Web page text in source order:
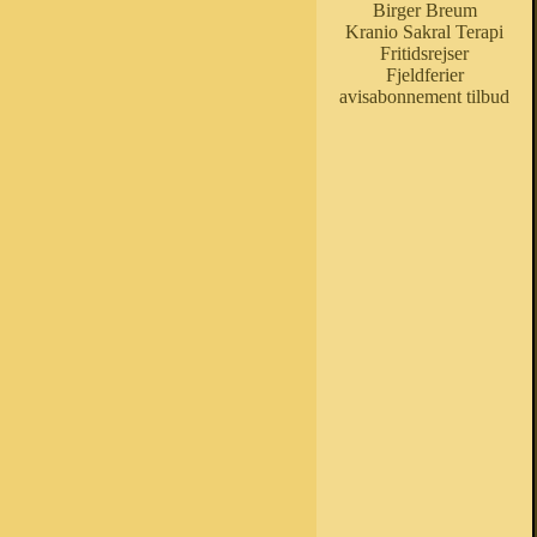
Birger Breum
Kranio Sakral Terapi
Fritidsrejser
Fjeldferier
avisabonnement tilbud